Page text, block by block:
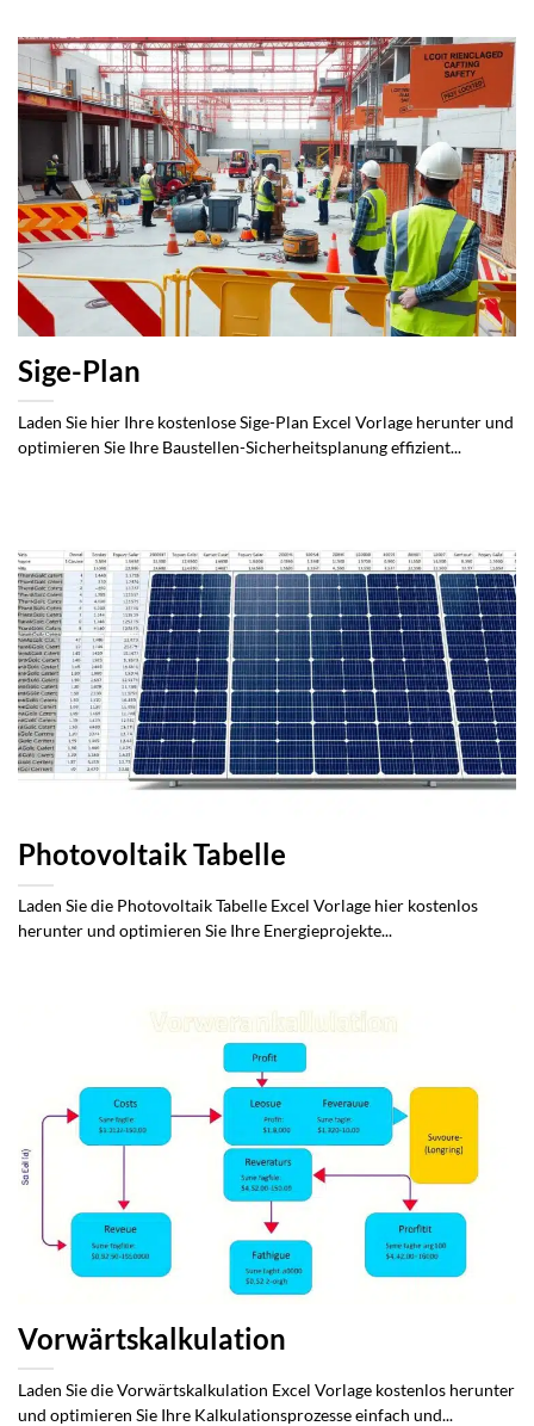
Sige-Plan
Laden Sie hier Ihre kostenlose Sige-Plan Excel Vorlage herunter und
optimieren Sie Ihre Baustellen-Sicherheitsplanung effizient...
Photovoltaik Tabelle
Laden Sie die Photovoltaik Tabelle Excel Vorlage hier kostenlos
herunter und optimieren Sie Ihre Energieprojekte...
Vorwärtskalkulation
Laden Sie die Vorwärtskalkulation Excel Vorlage kostenlos herunter
und optimieren Sie Ihre Kalkulationsprozesse einfach und...